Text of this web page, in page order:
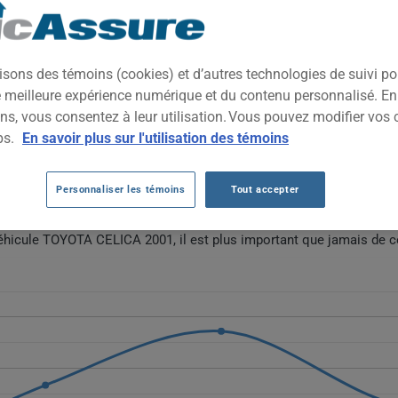
2001
compact reconnu pour sa fiabilité, son agilité et son style
choix intéressant pour les amateurs de véhicules d'occasion au
CELICA 2001 AU FIL DES 5
2001 fluctuent sans direction stable : elles passent de 205 $
refléter des changements dans la disponibilité des pièces et
TOYOTA CELICA 2001, il est plus important que jamais de
des témoins (cookies) et d’autres technologies de suivi
expérience numérique et du contenu personnalisé.
vous consentez à leur utilisation. Vous pouvez modifier vos
En savoir plus sur l'utilisation des témoins
Personnaliser les témoins Tout accepter